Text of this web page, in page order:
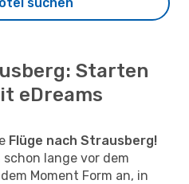
Starten
eDreams
Flüge nach Strausberg!
schon lange vor dem
Moment Form an, in